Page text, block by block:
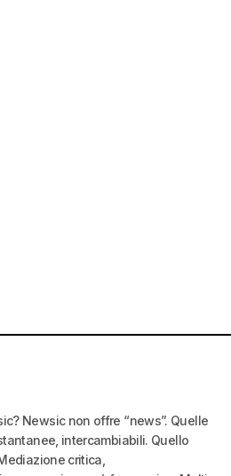
Newsic non offre “news”. Quelle
intercambiabili. Quello
critica,